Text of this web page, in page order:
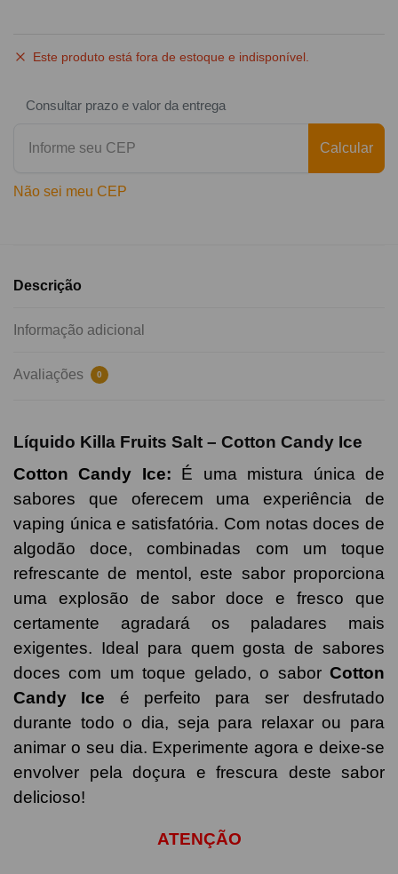
Este produto está fora de estoque e indisponível.
Consultar prazo e valor da entrega
Calcular
Não sei meu CEP
Descrição
Informação adicional
Avaliações 0
Líquido Killa Fruits Salt – Cotton Candy Ice
Cotton Candy Ice: É uma mistura única de
sabores que oferecem uma experiência de
vaping única e satisfatória. Com notas doces de
algodão doce, combinadas com um toque
refrescante de mentol, este sabor proporciona
uma explosão de sabor doce e fresco que
certamente agradará os paladares mais
exigentes. Ideal para quem gosta de sabores
doces com um toque gelado, o sabor Cotton
Candy Ice é perfeito para ser desfrutado
durante todo o dia, seja para relaxar ou para
animar o seu dia. Experimente agora e deixe-se
envolver pela doçura e frescura deste sabor
delicioso!
ATENÇÃO